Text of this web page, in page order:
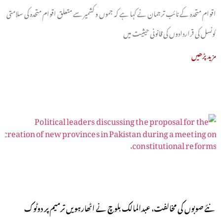
اقوام متحدہ کے نائب ترجمان نے کہا ہے کہ جموں و کشمیر سے متعلق اقوام متحدہ کی سلامتی
کونسل کی قراردادوں کی قانونی حیثیت میں
مزید پڑھیں
نئے صوبوں کی مخالفت، عبدالمالک بلوچ نے اٹھارہویں ترمیم پر دوٹوک